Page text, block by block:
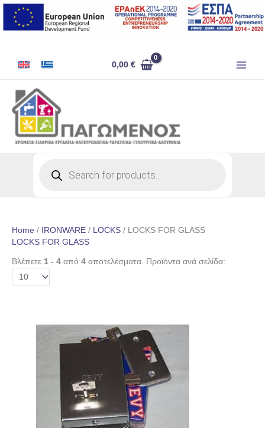
Skip
content
0,00€
Home / IRONWARE / LOCKS / LOCKS FOR GLASS
LOCKS FOR GLASS
Βλέπετε 1 - 4 από 4 αποτελέσματα. Προϊόντα ανά σελίδα: